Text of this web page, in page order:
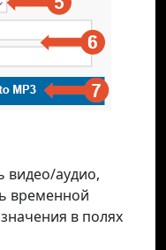
видео/аудио,
временной
в полях